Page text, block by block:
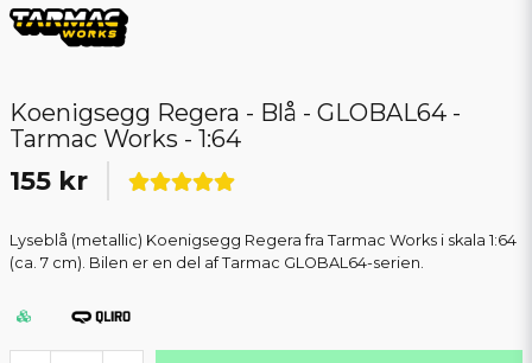
Koenigsegg Regera - Blå - GLOBAL64 -
Tarmac Works - 1:64
155 kr
Lyseblå (metallic) Koenigsegg Regera fra Tarmac Works i skala 1:64
(ca. 7 cm). Bilen er en del af Tarmac GLOBAL64-serien.